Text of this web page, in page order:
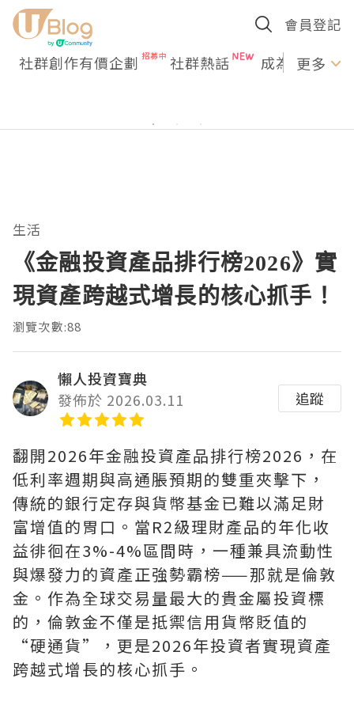
會員登記
社群創作有價企劃 社群熱話 成為U更多
生活
《金融投資產品排行榜2026》實
現資產跨越式增長的核心抓手！
瀏覽次數:88
懶人投資寶典
發佈於 2026.03.11
追蹤
翻開2026年金融投資產品排行榜2026，在
低利率週期與高通脹預期的雙重夾擊下，
傳統的銀行定存與貨幣基金已難以滿足財
富增值的胃口。當R2級理財產品的年化收
益徘徊在3%-4%區間時，一種兼具流動性
與爆發力的資產正強勢霸榜——那就是倫敦
金。作為全球交易量最大的貴金屬投資標
的，倫敦金不僅是抵禦信用貨幣貶值的
“硬通貨”，更是2026年投資者實現資產
跨越式增長的核心抓手。